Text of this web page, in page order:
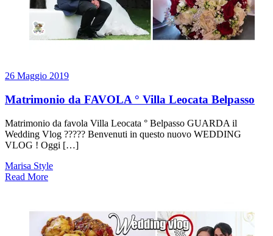
26 Maggio 2019
Matrimonio da FAVOLA ° Villa Leocata Belpasso
Matrimonio da favola Villa Leocata ° Belpasso GUARDA il
Wedding Vlog ????? Benvenuti in questo nuovo WEDDING
VLOG ! Oggi […]
Marisa Style
Read More